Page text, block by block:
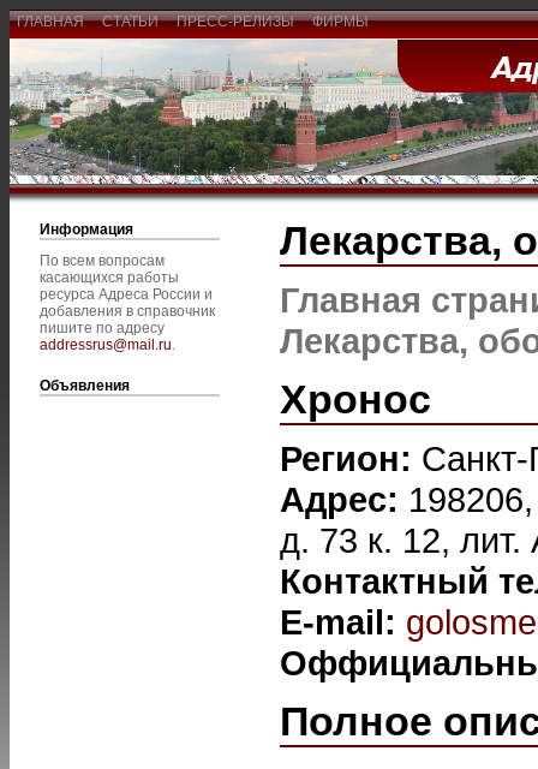
ГЛАВНАЯ СТАТЬИ ПРЕСС-РЕЛИЗЫ ФИРМЫ
Информация
По всем вопросам
касающихся работы
ресурса Адреса России и
добавления в справочник
пишите по адресу
addressrus@mail.ru.
Объявления
Лекарства,
Главная
Лекарства,
Хронос
Регион: Санкт-
Адрес:
д. 73 к. 12,
Контактный
E-mail:
Полное